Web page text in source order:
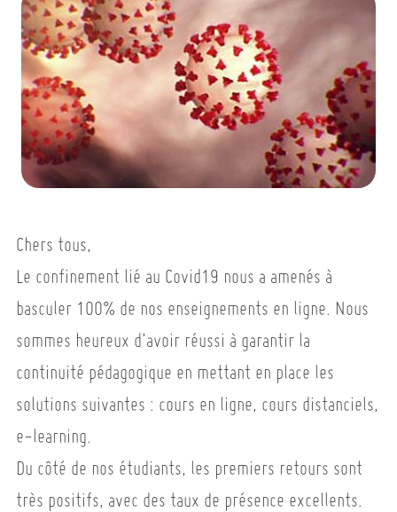
Chers tous,
Le confinement lié au Covid19 nous a amenés à
basculer 100% de nos enseignements en ligne. Nous
sommes heureux d’avoir réussi à garantir la
continuité pédagogique en mettant en place les
solutions suivantes : cours en ligne, cours distanciels,
e-learning.
Du côté de nos étudiants, les premiers retours sont
très positifs, avec des taux de présence excellents.